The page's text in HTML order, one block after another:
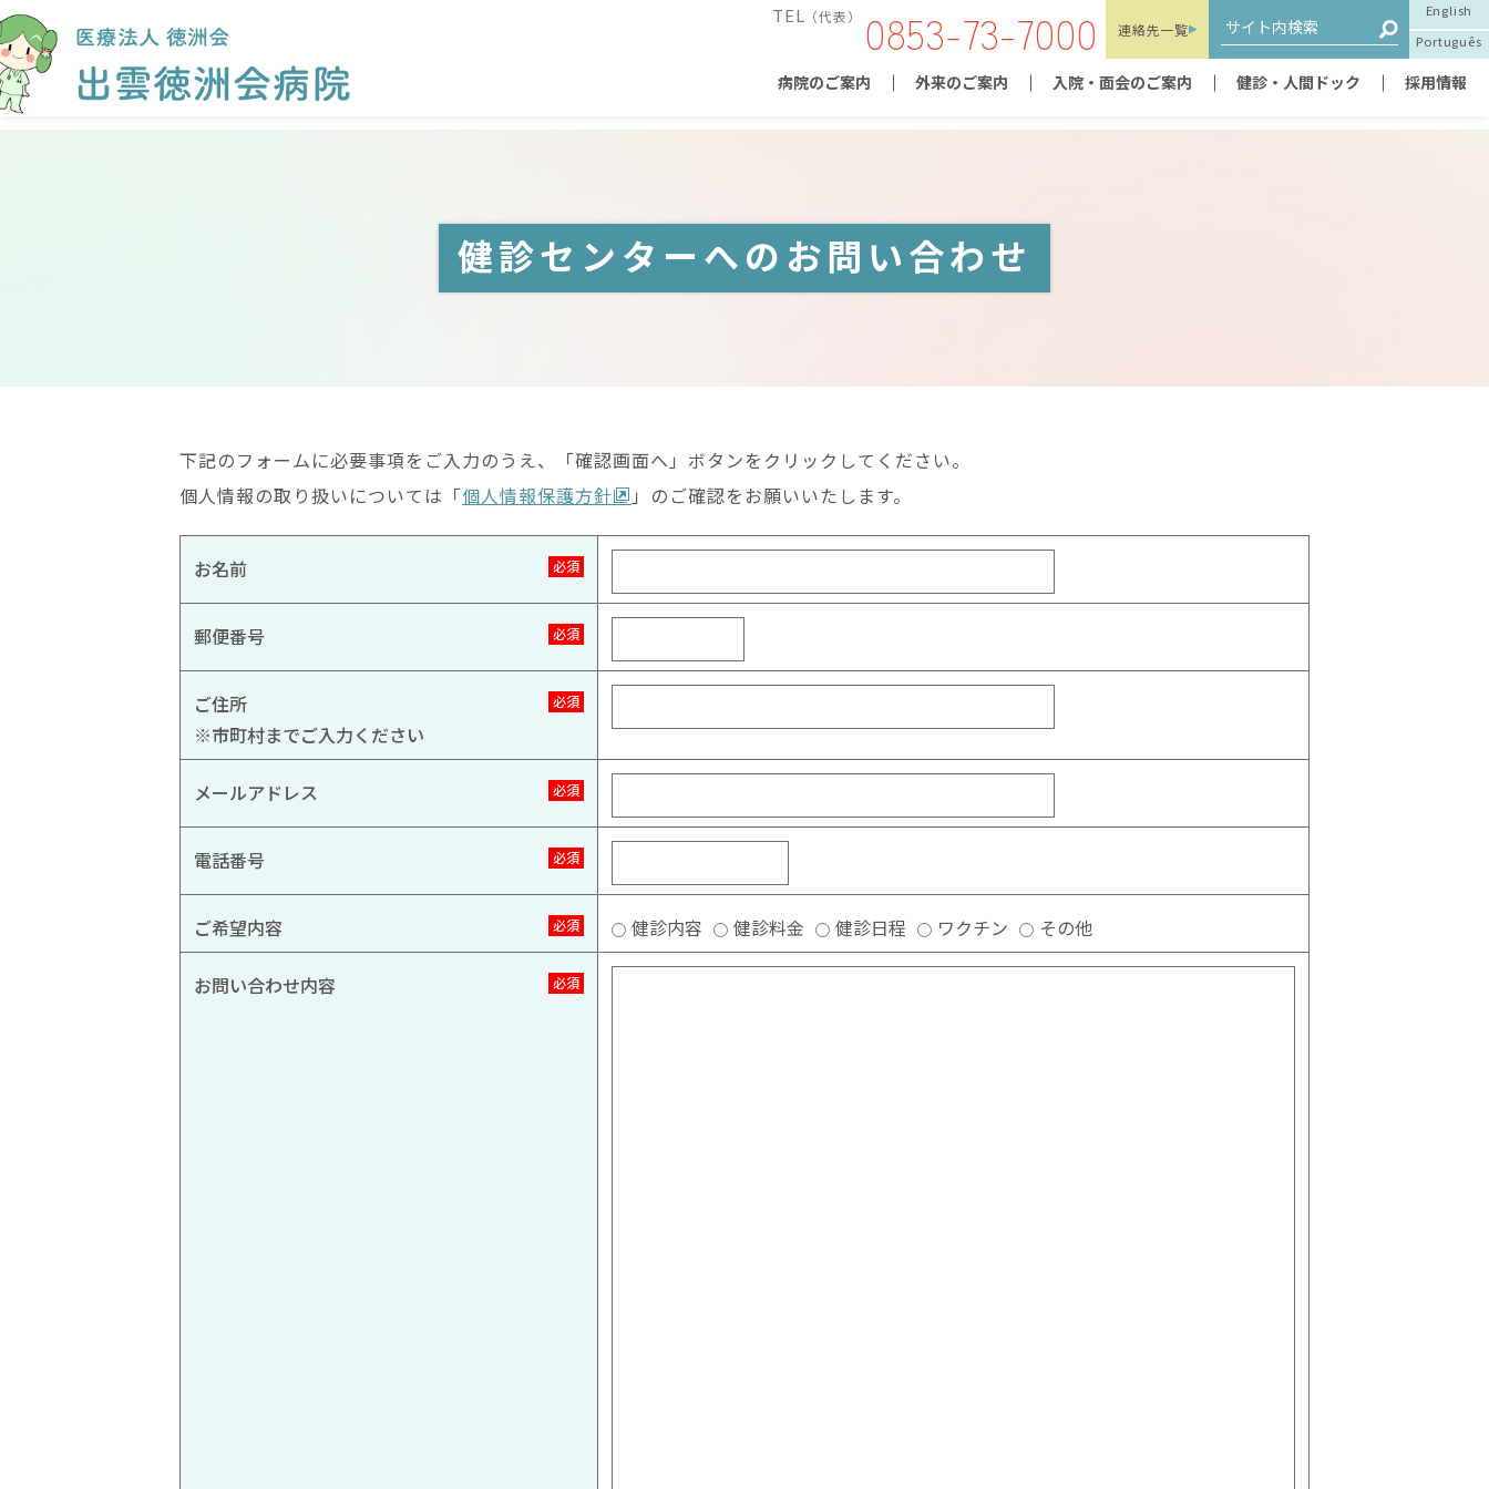
TEL （代表） 0853-73-7000 連絡先一覧
English
Português
病院のご案内 外来のご案内 入院・面会のご案内 健診・人間ドック 採用情報
健診センターへのお問い合わせ
下記のフォームに必要事項をご入力のうえ、「確認画面へ」ボタンをクリックしてください。
個人情報の取り扱いについては「個人情報保護方針 」のご確認をお願いいたします。
お名前 必須
郵便番号 必須
ご住所 必須
※市町村までご入力ください
メールアドレス 必須
電話番号 必須
ご希望内容 必須 健診内容 健診料金 健診日程 ワクチン その他
お問い合わせ内容 必須